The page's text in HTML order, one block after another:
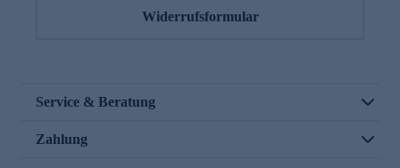
Widerrufsformular
Service & Beratung
Zahlung